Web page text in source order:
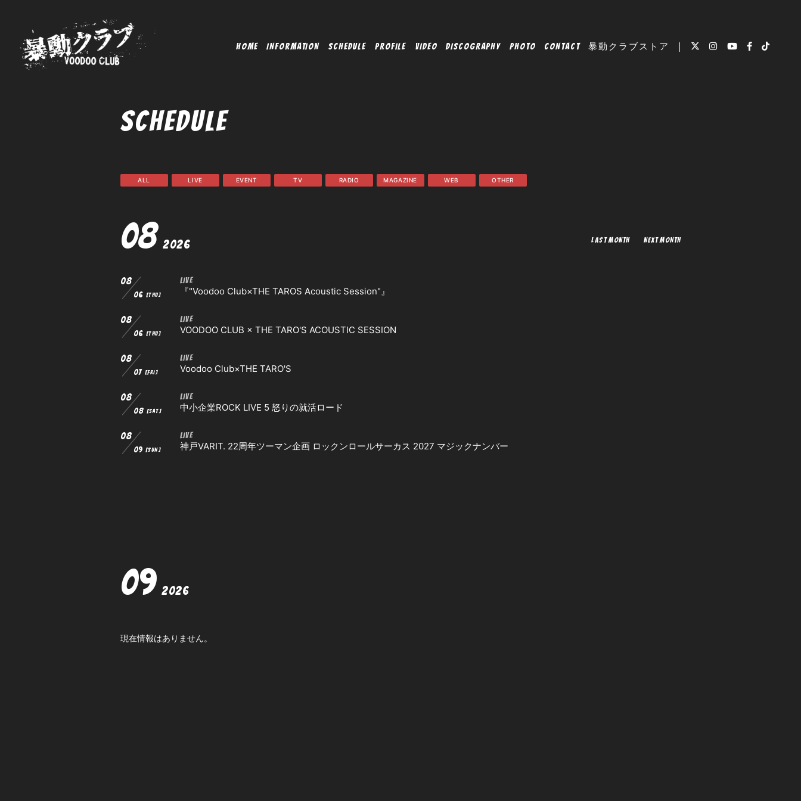
HOME INFORMATION SCHEDULE PROFILE VIDEO DISCOGRAPHY PHOTO CONTACT 暴動クラブストア
SCHEDULE
ALL LIVE EVENT TV RADIO MAGAZINE WEB OTHER
08 2026 LAST MONTH NEXT MONTH
08
06 [THU]
LIVE
『"Voodoo Club×THE TAROS Acoustic Session"』
08
06 [THU]
LIVE
VOODOO CLUB × THE TARO'S ACOUSTIC SESSION
08
07 [FRI]
LIVE
Voodoo Club×THE TARO'S
08
08 [SAT]
LIVE
中小企業ROCK LIVE 5 怒りの就活ロード
08
09 [SUN]
LIVE
神戸VARIT. 22周年ツーマン企画 ロックンロールサーカス 2027 マジックナンバー
09 2026
現在情報はありません。